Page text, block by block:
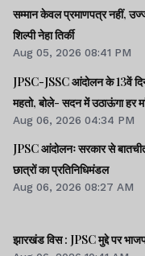
सम्मान केवल प्रमाणपत्र नहीं,
शिल्पी नेहा तिर्की
Aug 05, 2026 08:41 PM
JPSC-JSSC आंदोलन के 13वें
महतो, बोले- सदन में उठाऊंगा हर
Aug 06, 2026 04:34 PM
JPSC आंदोलनः सरकार से
छात्रों का प्रतिनिधिमंडल
Aug 06, 2026 08:27 AM
झारखंड विस : JPSC मुद्दे पर